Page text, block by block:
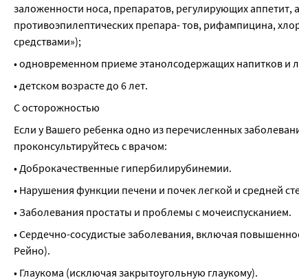
заложенности носа, препаратов, регулирующих
противоэпилептических препара- тов, рифампицина,
средствами»);
• одновременном приеме этанолсодержащих напитков и
• детском возрасте до 6 лет.
С осторожностью
Если у Вашего ребенка одно из перечисленных
проконсультируйтесь с врачом:
• Доброкачественные гипербилирубинемии.
• Нарушения функции печени и почек легкой и средней
• Заболевания простаты и проблемы с мочеиспусканием.
• Сердечно-сосудистые заболевания, включая
Рейно).
• Глаукома (исключая закрытоугольную глаукому).